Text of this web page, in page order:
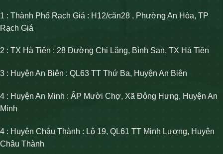
1 : Thành Phố Rạch Giá : H12/căn28 , Phường An Hòa, TP
Rạch Giá
2 : TX Hà Tiên : 28 Đường Chi Lăng, Bình San, TX Hà Tiên
3 : Huyện An Biên : QL63 TT Thứ Ba, Huyện An Biên
4 : Huyện An Minh : ẤP Mười Chợ, Xã Đông Hưng, Huyện An
Minh
4 : Huyện Châu Thành : Lộ 19, QL61 TT Minh Lương, Huyện
Châu Thành